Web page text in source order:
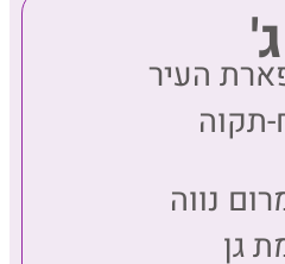
ג'
העיר
תקוה
נווה
גן